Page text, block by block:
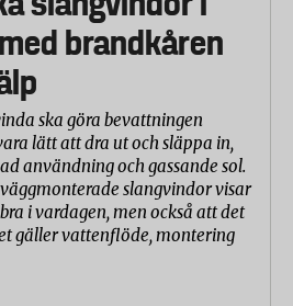
brandkåren
ska göra bevattningen
lätt att dra ut och släppa in,
användning och gassande sol.
slangvindor visar
i vardagen, men också att det
gäller vattenflöde, montering